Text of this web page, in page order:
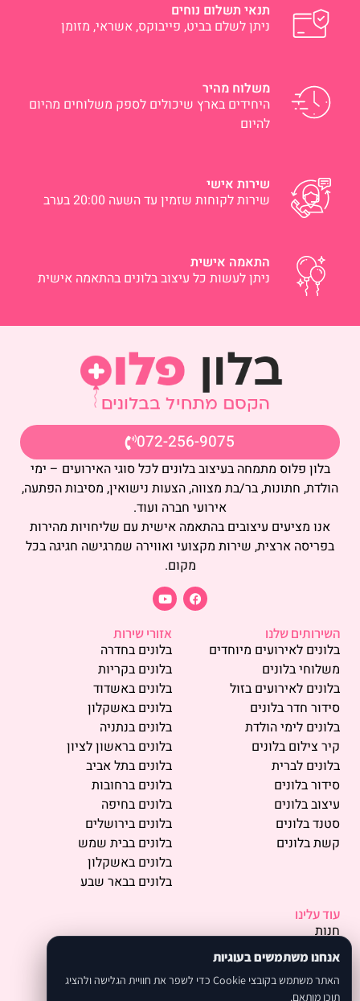
תנאי תשלום נוחים
ניתן לשלם בביט, פייבוקס, אשראי, מזומן
משלוח מהיר
היחידים בארץ שיכולים לספק משלוחים מהיום
להיום
שירות אישי
שירות לקוחות שזמין עד השעה 20:00 בערב
התאמה אישית
ניתן לעשות כל עיצוב בלונים בהתאמה אישית
072-256-9075
בלון פלוס מתמחה בעיצוב בלונים לכל סוגי האירועים – ימי
הולדת, חתונות, בר/בת מצווה, הצעות נישואין, מסיבות הפתעה,
אירועי חברה ועוד.
אנו מציעים עיצובים בהתאמה אישית עם שליחויות מהירות
בפריסה ארצית, שירות מקצועי ואווירה שמרגישה חגיגה בכל
מקום.
השירותים שלנו
בלונים לאירועים מיוחדים
משלוחי בלונים
בלונים לאירועים בזול
סידור חדר בלונים
בלונים לימי הולדת
קיר צילום בלונים
בלונים לברית
סידור בלונים
עיצוב בלונים
סטנד בלונים
קשת בלונים
אזורי שירות
בלונים בחדרה
בלונים בקריות
בלונים באשדוד
בלונים באשקלון
בלונים בנתניה
בלונים בראשון לציון
בלונים בתל אביב
בלונים ברחובות
בלונים בחיפה
בלונים בירושלים
בלונים בבית שמש
בלונים באשקלון
בלונים בבאר שבע
עוד עלינו
חנות
פרסמו אצלנו
אודות
אנחנו משתמשים בעוגיות
האתר משתמש בקובצי Cookie כדי לשפר את חוויית הגלישה ולהציג
תוכן מותאם.